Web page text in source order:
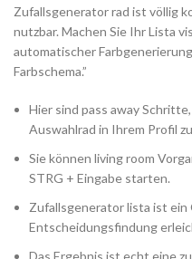
Zufallsgenerator rad ist völlig
nutzbar. Machen Sie Ihr Lista
automatischer
Farbschema.”
Hier sind pass away
Auswahlrad in Ihrem Profil
Sie können living room
STRG + Eingabe starten.
Zufallsgenerator lista ist ein
Entscheidungsfindung
Das Ergebnis ist echt eine